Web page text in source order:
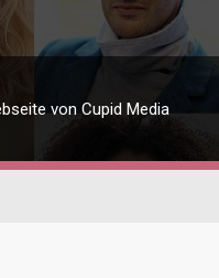
von Cupid Media